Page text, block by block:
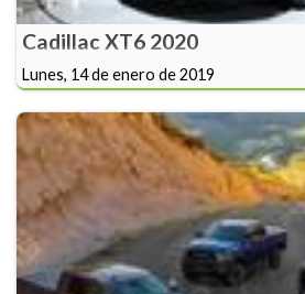
Cadillac XT6 2020
Lunes, 14 de enero de 2019